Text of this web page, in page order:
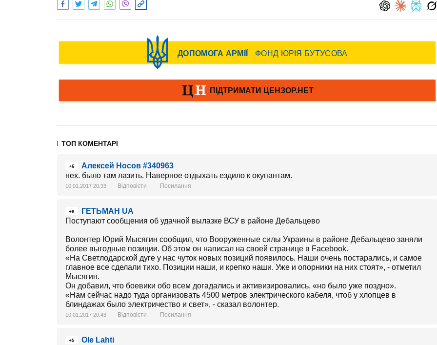
ТОП КОМЕНТАРІ
+6
Алексей Носов #340963
нех. было там лазить. Наверное отдыхать ездило к окупантам.
10.01.2017 20:33 Відповісти Посилання
+6
ГЕТЬМАН UA
Поступают сообщения об удачной вылазке ВСУ в районе Дебальцево
Волонтер Юрий Мысягин сообщил, что Вооруженные силы Украины в районе Дебальцево заняли
более выгодные позиции. Об этом он написал на своей странице в Facebook.
«На Светлодарской дуге у нас чуток новых позиций появилось. Наши очень постарались, и самое
главное все сделали тихо. Позиции наши, и крепко наши. Уже и опорники на них стоят», - отметил
Мысягин.
Он добавил, что боевики обо всем догадались и активизировались, «но было уже поздно».
«Нам сейчас надо туда организовать 4500 метров электрического кабеля, чтоб у хлопцев в
блиндажах было электричество и свет», - сказал волонтер.
10.01.2017 20:43 Відповісти Посилання
+5
Ole Lahti